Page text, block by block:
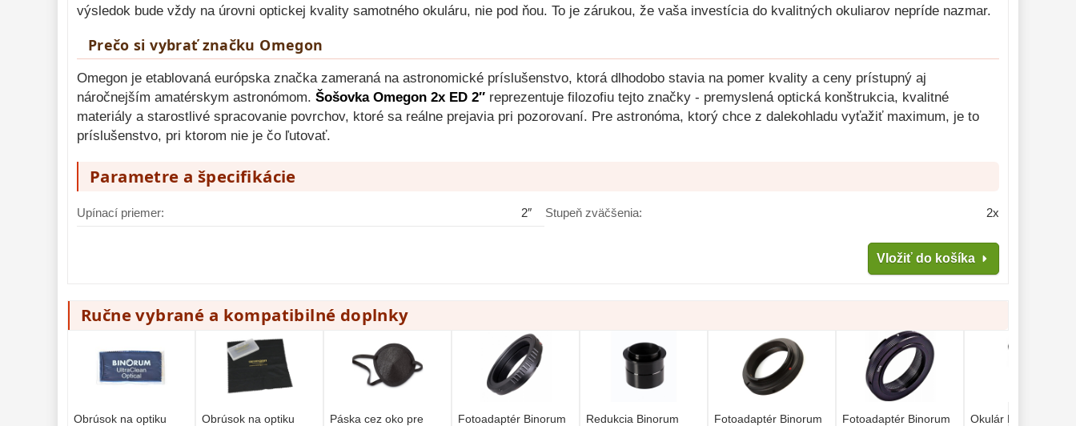
výsledok bude vždy na úrovni optickej kvality samotného okuláru, nie pod ňou. To je zárukou, že vaša investícia do kvalitných okuliarov nepríde nazmar.
Prečo si vybrať značku Omegon
Omegon je etablovaná európska značka zameraná na astronomické príslušenstvo, ktorá dlhodobo stavia na pomer kvality a ceny prístupný aj
náročnejším amatérskym astronómom. Šošovka Omegon 2x ED 2″ reprezentuje filozofiu tejto značky - premyslená optická konštrukcia, kvalitné
materiály a starostlivé spracovanie povrchov, ktoré sa reálne prejavia pri pozorovaní. Pre astronóma, ktorý chce z dalekohladu vyťažiť maximum, je to
príslušenstvo, pri ktorom nie je čo ľutovať.
Parametre a špecifikácie
Upínací priemer: 2″ Stupeň zväčšenia: 2x
Vložiť do košíka
Ručne vybrané a kompatibilné doplnky
Obrúsok na optiku
Obrúsok na optiku
Páska cez oko pre
Fotoadaptér Binorum
Redukcia Binorum
Fotoadaptér Binorum
Fotoadaptér Binorum
Okulár Binorum